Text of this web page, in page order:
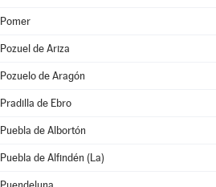
Pomer
Pozuel de Ariza
Pozuelo de Aragón
Pradilla de Ebro
Puebla de Albortón
Puebla de Alfindén (La)